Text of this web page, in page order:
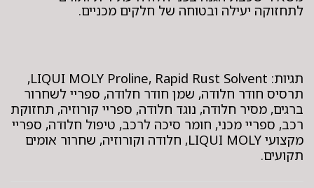
לתחזוקה יעילה ובטוחה של חלקים מכניים.
תגיות: LIQUI MOLY Proline, Rapid Rust Solvent,
תרסיס חודר חלודה, שמן חודר חלודה, ספריי לשחרור
ברגים, מסיר חלודה, נוגד חלודה, ספריי קורוזיה, תחזוקת
רכב, ספריי מכני, חומר סיכה לרכב, טיפול חלודה, ספריי
מקצועי LIQUI MOLY, חלודה וקורוזיה, שחרור אומים
תקועים.